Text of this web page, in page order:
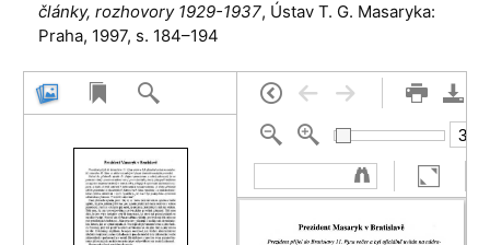
články, rozhovory 1929-1937, Ústav T. G. Masaryka:
Praha, 1997, s. 184–194